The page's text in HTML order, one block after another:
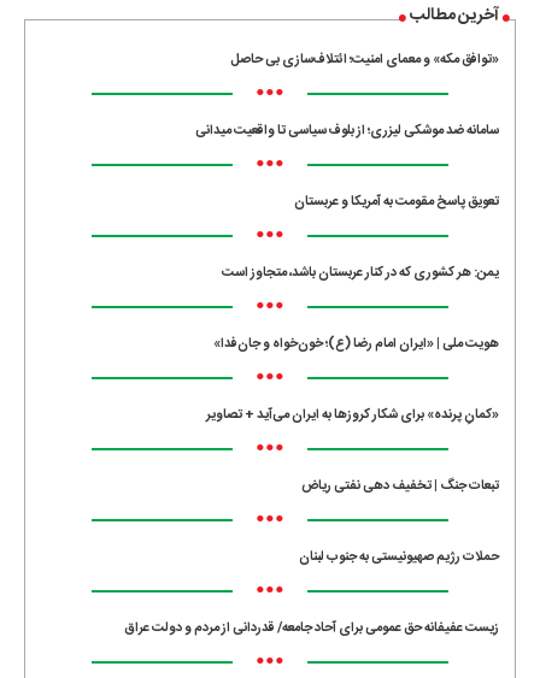
آخرین مطالب
«توافق مکه» و معمای امنیت؛ ائتلاف‌سازی بی حاصل
•••
سامانه ضد موشکی لیزری؛ از بلوف سیاسی تا واقعیت میدانی
•••
تعویق پاسخ مقومت به آمریکا و عربستان
•••
یمن: هر کشوری که در کنار عربستان باشد، متجاوز است
•••
هویت ملی | «ایران امام رضا (ع)؛ خون‌خواه و جان‌فدا»
•••
«کمانِ پرنده» برای شکار کروزها به ایران می‌آید + تصاویر
•••
تبعات جنگ | تخفیف دهی نفتی ریاض
•••
حملات رژیم صهیونیستی به جنوب لبنان
•••
زیست عفیفانه حق عمومی برای آحاد جامعه/ قدردانی از مردم و دولت عراق
•••